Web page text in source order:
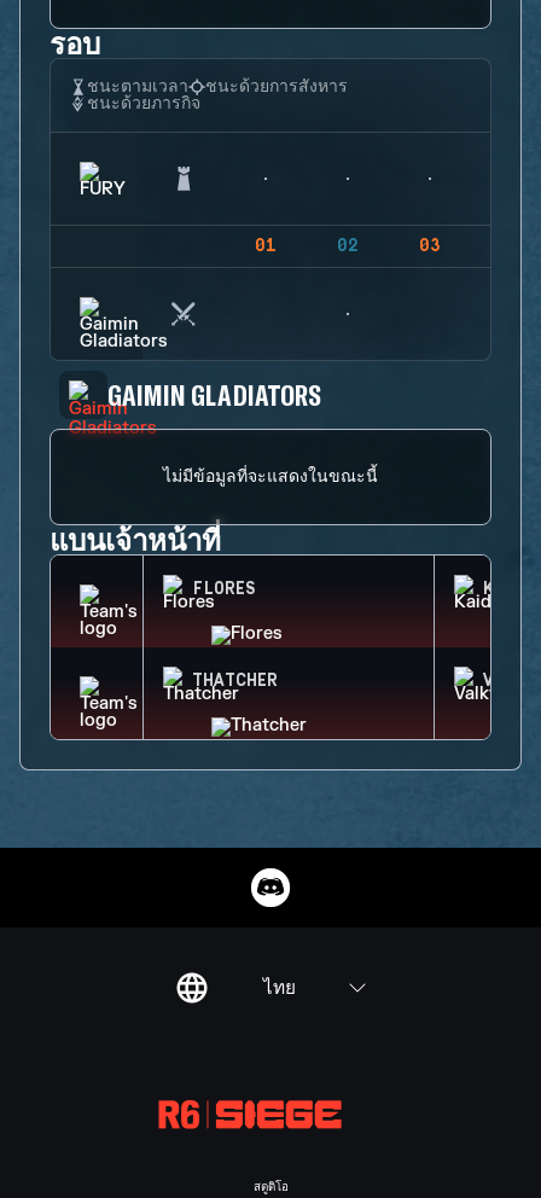
รอบ
ชนะตามเวลา
ชนะด้วยการสังหาร
ชนะด้วยภารกิจ
01 02 03
GAIMIN GLADIATORS
ไม่มีข้อมูลที่จะแสดงในขณะนี้
แบนเจ้าหน้าที่
FLORES KAID
THATCHER
ไทย
สตูดิโอ